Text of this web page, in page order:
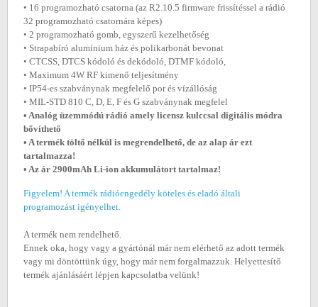
• 16 programozható csatorna (az R2.10.5 firmware frissítéssel a rádió
32 programozható csatornára képes)
• 2 programozható gomb, egyszerű kezelhetőség
• Strapabíró alumínium ház és polikarbonát bevonat
• CTCSS, DTCS kódoló és dekódoló, DTMF kódoló,
• Maximum 4W RF kimenő teljesítmény
• IP54-es szabványnak megfelelő por és vízállóság
• MIL-STD 810 C, D, E, F és G szabványnak megfelel
• Analóg üzemmódú rádió amely licensz kulccsal digitális módra
bővíthető
• A termék töltő nélkül is megrendelhető, de az alap ár ezt
tartalmazza!
• Az ár 2900mAh Li-ion akkumulátort tartalmaz!
Figyelem! A termék rádióengedély köteles és eladó általi
programozást igényelhet.
A termék nem rendelhető.
Ennek oka, hogy vagy a gyártónál már nem elérhető az adott termék
vagy mi döntöttünk úgy, hogy már nem forgalmazzuk. Helyettesítő
termék ajánlásáért lépjen kapcsolatba velünk!